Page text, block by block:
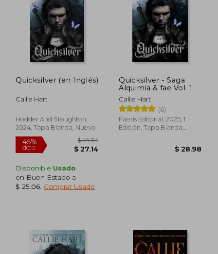
45%
dcto. $ 31.01
45%
dcto.
Quicksilver (en Inglés)
Callie Hart
Hodder And Stoughton,
2024, Tapa Blanda, Nuevo
Disponible Usado
en Buen Estado a
$ 25.06 Comprar Usado
Quicksilver - Saga
Alquimia & fae Vol. 1
Callie Hart
(6)
Faeris Editorial, 2025, 1
Edición, Tapa Blanda,